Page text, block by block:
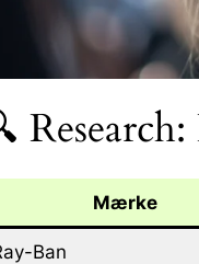
Mærke
Ban